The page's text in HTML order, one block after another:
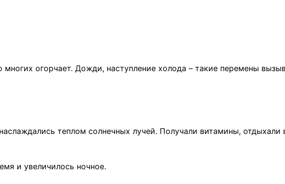
огорчает. Дожди, наступление холода – такие перемены
теплом солнечных лучей. Получали витамины, отдыхали
и увеличилось ночное.